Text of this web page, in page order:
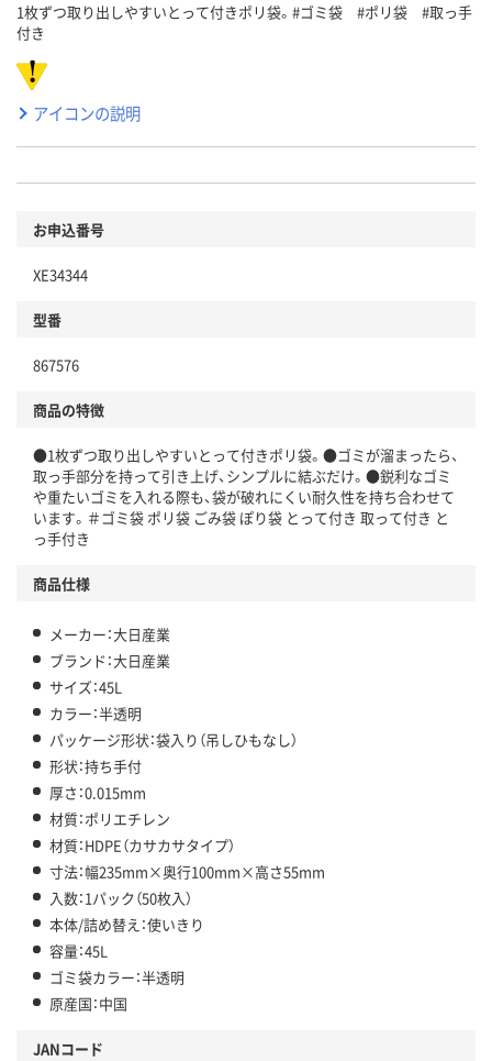
1枚ずつ取り出しやすいとって付きポリ袋。#ゴミ袋 #ポリ袋 #取っ手
付き
アイコンの説明
お申込番号
XE34344
型番
867576
商品の特徴
●1枚ずつ取り出しやすいとって付きポリ袋。●ゴミが溜まったら、
取っ手部分を持って引き上げ、シンプルに結ぶだけ。●鋭利なゴミ
や重たいゴミを入れる際も、袋が破れにくい耐久性を持ち合わせて
います。＃ゴミ袋 ポリ袋 ごみ袋 ぽり袋 とって付き 取って付き と
っ手付き
商品仕様
メーカー：大日産業
ブランド：大日産業
サイズ：45L
カラー：半透明
パッケージ形状：袋入り（吊しひもなし）
形状：持ち手付
厚さ：0.015mm
材質：ポリエチレン
材質：HDPE（カサカサタイプ）
寸法：幅235mm×奥行100mm×高さ55mm
入数：1パック（50枚入）
本体/詰め替え：使いきり
容量：45L
ゴミ袋カラー：半透明
原産国：中国
JANコード